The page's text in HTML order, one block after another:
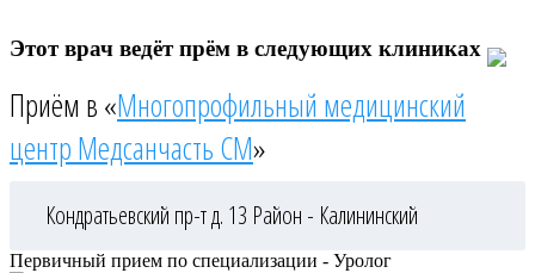
Этот врач ведёт прём в следующих клиниках
Приём в «Многопрофильный медицинский
центр Медсанчасть СМ»
Кондратьевский пр-т д. 13 Район - Калининский
Первичный прием по специализации - Уролог